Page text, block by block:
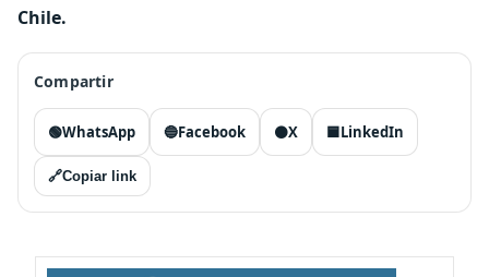
Chile.
Compartir
🟢WhatsApp 🔵Facebook ⚫X 🟦LinkedIn
🔗Copiar link